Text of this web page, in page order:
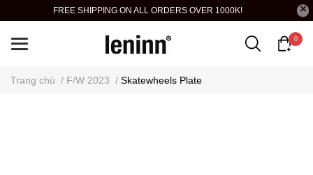
FREE SHIPPING ON ALL ORDERS OVER 1000K!
0
Trang chủ / F/W 2023 / Skatewheels Plate